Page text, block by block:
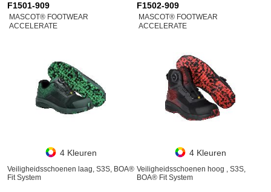
F1501-909
MASCOT® FOOTWEAR
ACCELERATE
4 Kleuren
Veiligheidsschoenen laag, S3S, BOA®
Fit System
F1502-909
MASCOT® FOOTWEAR
ACCELERATE
4 Kleuren
Veiligheidsschoenen hoog , S3S,
BOA® Fit System